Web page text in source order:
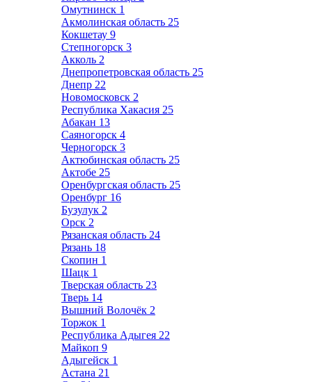
Омутнинск 1
Акмолинская область 25
Кокшетау 9
Степногорск 3
Акколь 2
Днепропетровская область 25
Днепр 22
Новомосковск 2
Республика Хакасия 25
Абакан 13
Саяногорск 4
Черногорск 3
Актюбинская область 25
Актобе 25
Оренбургская область 25
Оренбург 16
Бузулук 2
Орск 2
Рязанская область 24
Рязань 18
Скопин 1
Шацк 1
Тверская область 23
Тверь 14
Вышний Волочёк 2
Торжок 1
Республика Адыгея 22
Майкоп 9
Адыгейск 1
Астана 21